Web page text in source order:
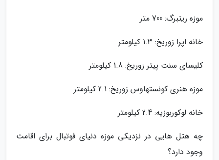
موزه ریتبرگ: 700 متر
خانه اپرا زوریخ: 1.3 کیلومتر
کلیسای سنت پیتر زوریخ: 1.8 کیلومتر
موزه هنری کونستهاوس زوریخ: 2.1 کیلومتر
خانه لوکوربوزیه: 2.4 کیلومتر
چه هتل هایی در نزدیکی موزه دنیای فوتبال برای اقامت
وجود دارد؟